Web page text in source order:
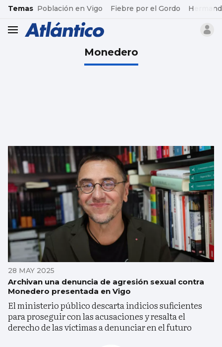
common.go-to-content
Temas Población en Vigo Fiebre por el Gordo
header.menu.open
Monedero
28 MAY 2025
Archivan una denuncia de agresión sexual contra
Monedero presentada en Vigo
El ministerio público descarta indicios suficientes
para proseguir con las acusaciones y resalta el
derecho de las víctimas a denunciar en el futuro